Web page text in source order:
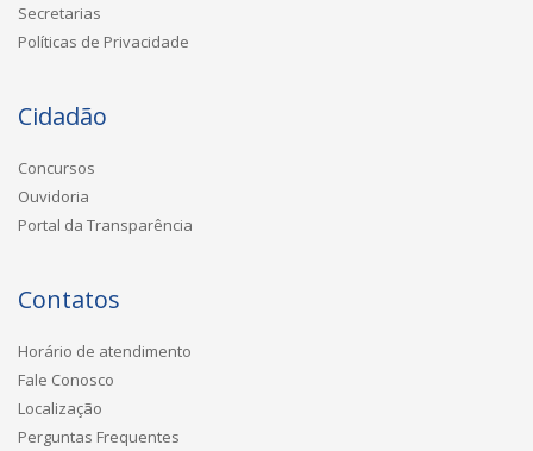
Secretarias
Políticas de Privacidade
Cidadão
Concursos
Ouvidoria
Portal da Transparência
Contatos
Horário de atendimento
Fale Conosco
Localização
Perguntas Frequentes